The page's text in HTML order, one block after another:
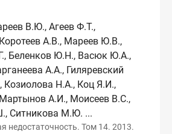
В.Ю., Агеев Ф.Т.,
А.В., Мареев Ю.В.,
Беленков Ю.Н., Васюк Ю.А.,
А.А., Гиляревский
Козиолова Н.А., Коц Я.И.,
А.И., Моисеев В.С.,
Ситникова М.Ю. ...
недостаточность. Том 14. 2013.